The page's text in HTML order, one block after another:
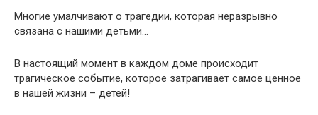
Многие умалчивают о трагедии, которая неразрывно
связана с нашими детьми…
В настоящий момент в каждом доме происходит
трагическое событие, которое затрагивает самое ценное
в нашей жизни – детей!